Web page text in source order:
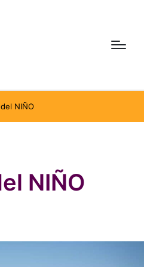
NIÑO
NIÑO